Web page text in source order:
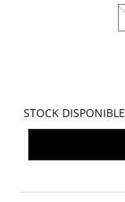
STOCK DISPONIBLE